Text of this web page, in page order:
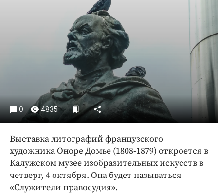
Недвижимость и ЖКХ
Образование
Общество
Праздники
Происшествия
Спорт
Экономика и бизнес
ПРОЕКТЫ
Блоги
Издания
Медиаперсона
0 4835
Выставка литографий французского
художника Оноре Домье (1808-1879) откроется в
Калужском музее изобразительных искусств в
четверг, 4 октября. Она будет называться
«Служители правосудия».